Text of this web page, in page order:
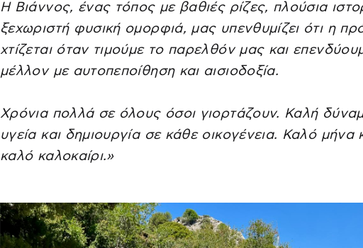
Η Βιάννος, ένας τόπος με βαθιές ρίζες, πλούσια
ξεχωριστή φυσική ομορφιά, μας υπενθυμίζει ότι η
χτίζεται όταν τιμούμε το παρελθόν μας και
μέλλον με αυτοπεποίθηση και αισιοδοξία.
Χρόνια πολλά σε όλους όσοι γιορτάζουν. Καλή
υγεία και δημιουργία σε κάθε οικογένεια. Καλό μήνα
καλό καλοκαίρι.»